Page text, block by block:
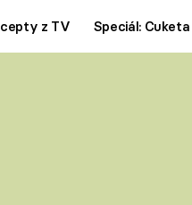
z TV Speciál: Cuketa